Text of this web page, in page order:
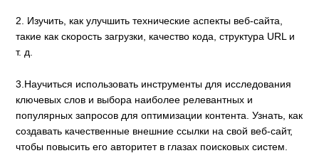
2. Изучить, как улучшить технические аспекты веб-сайта,
такие как скорость загрузки, качество кода, структура URL и
т. д.
3.Научиться использовать инструменты для исследования
ключевых слов и выбора наиболее релевантных и
популярных запросов для оптимизации контента. Узнать, как
создавать качественные внешние ссылки на свой веб-сайт,
чтобы повысить его авторитет в глазах поисковых систем.